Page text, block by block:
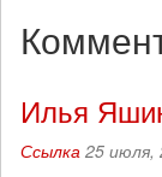
Илья
Ссылка 25 июля,